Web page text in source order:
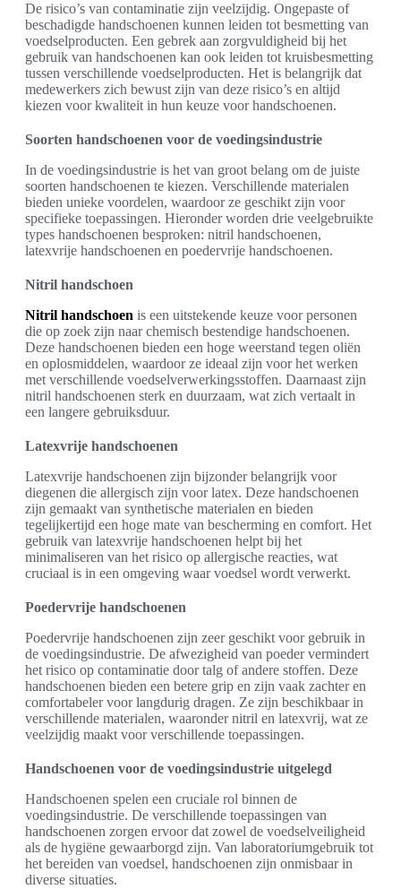
De risico’s van contaminatie zijn veelzijdig. Ongepaste of
beschadigde handschoenen kunnen leiden tot besmetting van
voedselproducten. Een gebrek aan zorgvuldigheid bij het
gebruik van handschoenen kan ook leiden tot kruisbesmetting
tussen verschillende voedselproducten. Het is belangrijk dat
medewerkers zich bewust zijn van deze risico’s en altijd
kiezen voor kwaliteit in hun keuze voor handschoenen.
Soorten handschoenen voor de voedingsindustrie
In de voedingsindustrie is het van groot belang om de juiste
soorten handschoenen te kiezen. Verschillende materialen
bieden unieke voordelen, waardoor ze geschikt zijn voor
specifieke toepassingen. Hieronder worden drie veelgebruikte
types handschoenen besproken: nitril handschoenen,
latexvrije handschoenen en poedervrije handschoenen.
Nitril handschoen
Nitril handschoen is een uitstekende keuze voor personen
die op zoek zijn naar chemisch bestendige handschoenen.
Deze handschoenen bieden een hoge weerstand tegen oliën
en oplosmiddelen, waardoor ze ideaal zijn voor het werken
met verschillende voedselverwerkingsstoffen. Daarnaast zijn
nitril handschoenen sterk en duurzaam, wat zich vertaalt in
een langere gebruiksduur.
Latexvrije handschoenen
Latexvrije handschoenen zijn bijzonder belangrijk voor
diegenen die allergisch zijn voor latex. Deze handschoenen
zijn gemaakt van synthetische materialen en bieden
tegelijkertijd een hoge mate van bescherming en comfort. Het
gebruik van latexvrije handschoenen helpt bij het
minimaliseren van het risico op allergische reacties, wat
cruciaal is in een omgeving waar voedsel wordt verwerkt.
Poedervrije handschoenen
Poedervrije handschoenen zijn zeer geschikt voor gebruik in
de voedingsindustrie. De afwezigheid van poeder vermindert
het risico op contaminatie door talg of andere stoffen. Deze
handschoenen bieden een betere grip en zijn vaak zachter en
comfortabeler voor langdurig dragen. Ze zijn beschikbaar in
verschillende materialen, waaronder nitril en latexvrij, wat ze
veelzijdig maakt voor verschillende toepassingen.
Handschoenen voor de voedingsindustrie uitgelegd
Handschoenen spelen een cruciale rol binnen de
voedingsindustrie. De verschillende toepassingen van
handschoenen zorgen ervoor dat zowel de voedselveiligheid
als de hygiëne gewaarborgd zijn. Van laboratoriumgebruik tot
het bereiden van voedsel, handschoenen zijn onmisbaar in
diverse situaties.